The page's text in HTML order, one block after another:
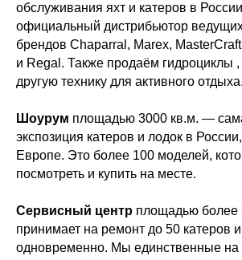
обслуживания яхт и катеров в
официальный дистрибьютор
брендов Chaparral, Marex,
и Regal. Также продаём гидроциклы
другую технику для активного отдыха.
Шоурум площадью 3000 кв.м. —
экспозиция катеров и лодок в
Европе. Это более 100 моделей,
посмотреть и купить на месте.
Сервисный центр площадью более
принимает на ремонт до 50 катеров и
одновременно. Мы единственные на